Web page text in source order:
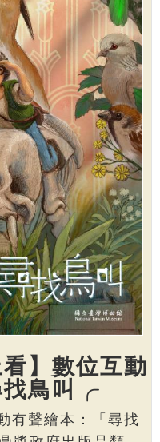
看】數位互動
找鳥叫╭
有聲繪本：「尋找